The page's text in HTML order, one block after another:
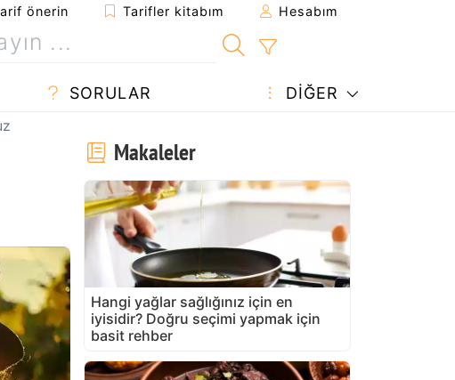
önerin Tarifler kitabım Hesabım
SORULAR DIĞER
Makaleler
Hangi yağlar sağlığınız için en
iyisidir? Doğru seçimi yapmak için
basit rehber